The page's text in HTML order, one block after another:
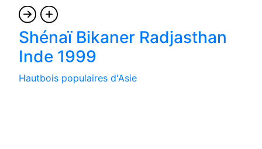
Shénaï Bikaner Radjasthan
Inde 1999
Hautbois populaires d'Asie